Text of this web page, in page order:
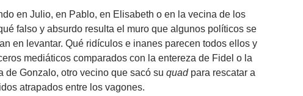
en Julio, en Pablo, en Elisabeth o en la vecina de los
falso y absurdo resulta el muro que algunos políticos se
en levantar. Qué ridículos e inanes parecen todos ellos y
mediáticos comparados con la entereza de Fidel o la
de Gonzalo, otro vecino que sacó su quadpara rescatar a
atrapados entre los vagones.